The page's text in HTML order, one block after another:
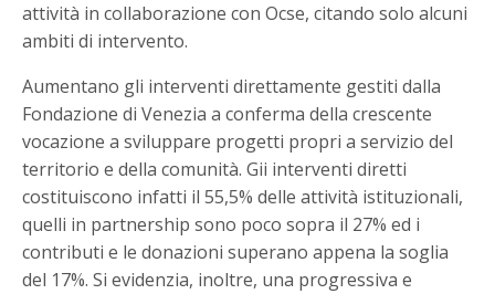
attività in collaborazione con Ocse, citando solo alcuni
ambiti di intervento.
Aumentano gli interventi direttamente gestiti dalla
Fondazione di Venezia a conferma della crescente
vocazione a sviluppare progetti propri a servizio del
territorio e della comunità. Gii interventi diretti
costituiscono infatti il 55,5% delle attività istituzionali,
quelli in partnership sono poco sopra il 27% ed i
contributi e le donazioni superano appena la soglia
del 17%. Si evidenzia, inoltre, una progressiva e